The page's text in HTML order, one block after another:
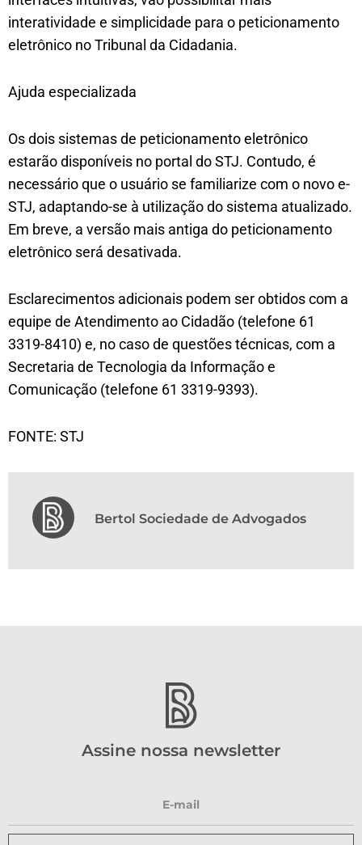
interatividade e simplicidade para o peticionamento
eletrônico no Tribunal da Cidadania.
Ajuda especializada
Os dois sistemas de peticionamento eletrônico
estarão disponíveis no portal do STJ. Contudo, é
necessário que o usuário se familiarize com o novo e-
STJ, adaptando-se à utilização do sistema atualizado.
Em breve, a versão mais antiga do peticionamento
eletrônico será desativada.
Esclarecimentos adicionais podem ser obtidos com a
equipe de Atendimento ao Cidadão (telefone 61
3319-8410) e, no caso de questões técnicas, com a
Secretaria de Tecnologia da Informação e
Comunicação (telefone 61 3319-9393).
FONTE: STJ
Bertol Sociedade de Advogados
Assine nossa newsletter